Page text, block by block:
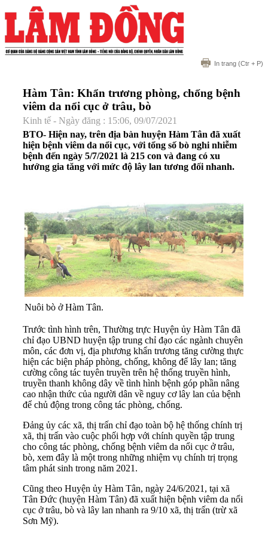
In trang (Ctr + P)
Hàm Tân: Khẩn trương phòng, chống bệnh
viêm da nổi cục ở trâu, bò
Kinh tế - Ngày đăng : 15:06, 09/07/2021
BTO- Hiện nay, trên địa bàn huyện Hàm Tân đã xuất
hiện bệnh viêm da nổi cục, với tổng số bò nghi nhiễm
bệnh đến ngày 5/7/2021 là 215 con và đang có xu
hướng gia tăng với mức độ lây lan tương đối nhanh.
Nuôi bò ở Hàm Tân.
Trước tình hình trên, Thường trực Huyện ủy Hàm Tân đã
chỉ đạo UBND huyện tập trung chỉ đạo các ngành chuyên
môn, các đơn vị, địa phương khẩn trương tăng cường thực
hiện các biện pháp phòng, chống, không để lây lan; tăng
cường công tác tuyên truyền trên hệ thống truyền hình,
truyền thanh không dây về tình hình bệnh góp phần nâng
cao nhận thức của người dân về nguy cơ lây lan của bệnh
để chủ động trong công tác phòng, chống.
Đảng ủy các xã, thị trấn chỉ đạo toàn bộ hệ thống chính trị
xã, thị trấn vào cuộc phối hợp với chính quyền tập trung
cho công tác phòng, chống bệnh viêm da nổi cục ở trâu,
bò, xem đây là một trong những nhiệm vụ chính trị trọng
tâm phát sinh trong năm 2021.
Cũng theo Huyện ủy Hàm Tân, ngày 24/6/2021, tại xã
Tân Đức (huyện Hàm Tân) đã xuất hiện bệnh viêm da nổi
cục ở trâu, bò và lây lan nhanh ra 9/10 xã, thị trấn (trừ xã
Sơn Mỹ).